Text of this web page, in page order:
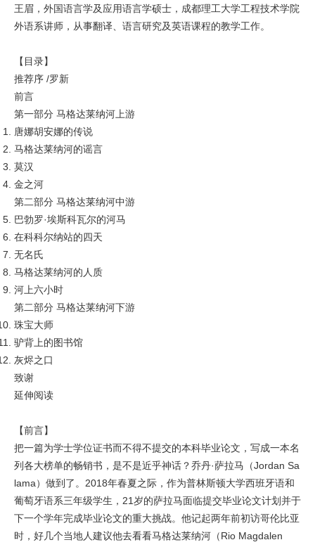
王眉，外国语言学及应用语言学硕士，成都理工大学工程技术学院
外语系讲师，从事翻译、语言研究及英语课程的教学工作。
【目录】
推荐序 /罗新
前言
第一部分 马格达莱纳河上游
唐娜胡安娜的传说
马格达莱纳河的谣言
莫汉
金之河
第二部分 马格达莱纳河中游
巴勃罗·埃斯科瓦尔的河马
在科科尔纳站的四天
无名氏
马格达莱纳河的人质
河上六小时
第二部分 马格达莱纳河下游
珠宝大师
驴背上的图书馆
灰烬之口
致谢
延伸阅读
【前言】
把一篇为学士学位证书而不得不提交的本科毕业论文，写成一本名
列各大榜单的畅销书，是不是近乎神话？乔丹·萨拉马（Jordan Sa
lama）做到了。2018年春夏之际，作为普林斯顿大学西班牙语和
葡萄牙语系三年级学生，21岁的萨拉马面临提交毕业论文计划并于
下一个学年完成毕业论文的重大挑战。他记起两年前初访哥伦比亚
时，好几个当地人建议他去看看马格达莱纳河（Rio Magdalen